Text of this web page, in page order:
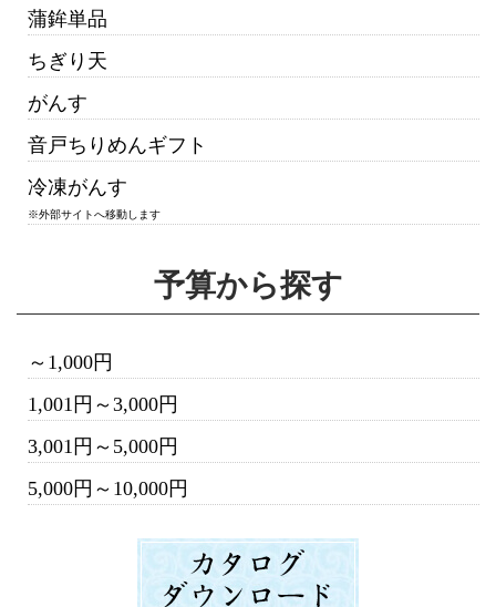
蒲鉾単品
ちぎり天
がんす
音戸ちりめんギフト
冷凍がんす
※外部サイトへ移動します
予算から探す
～1,000円
1,001円～3,000円
3,001円～5,000円
5,000円～10,000円